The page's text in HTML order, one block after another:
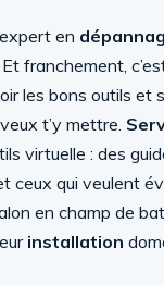
en
Et franchement,
les bons outils et
t’y mettre.
virtuelle : des
ceux qui veulent
en champ de
installation